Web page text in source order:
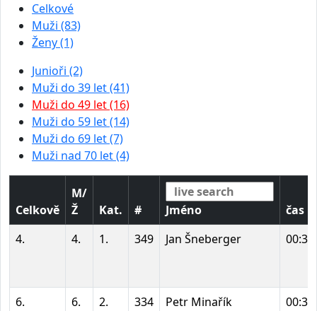
Celkové
Muži (83)
Ženy (1)
Junioři (2)
Muži do 39 let (41)
Muži do 49 let (16)
Muži do 59 let (14)
Muži do 69 let (7)
Muži nad 70 let (4)
Celkově
M/
Ž
Kat. # Jméno
čas
4.
4. 1. 349 Jan Šneberger
6. 6. 2. 334 Petr Minařík